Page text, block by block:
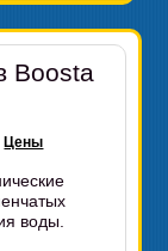
Boosta
Цены
воды.